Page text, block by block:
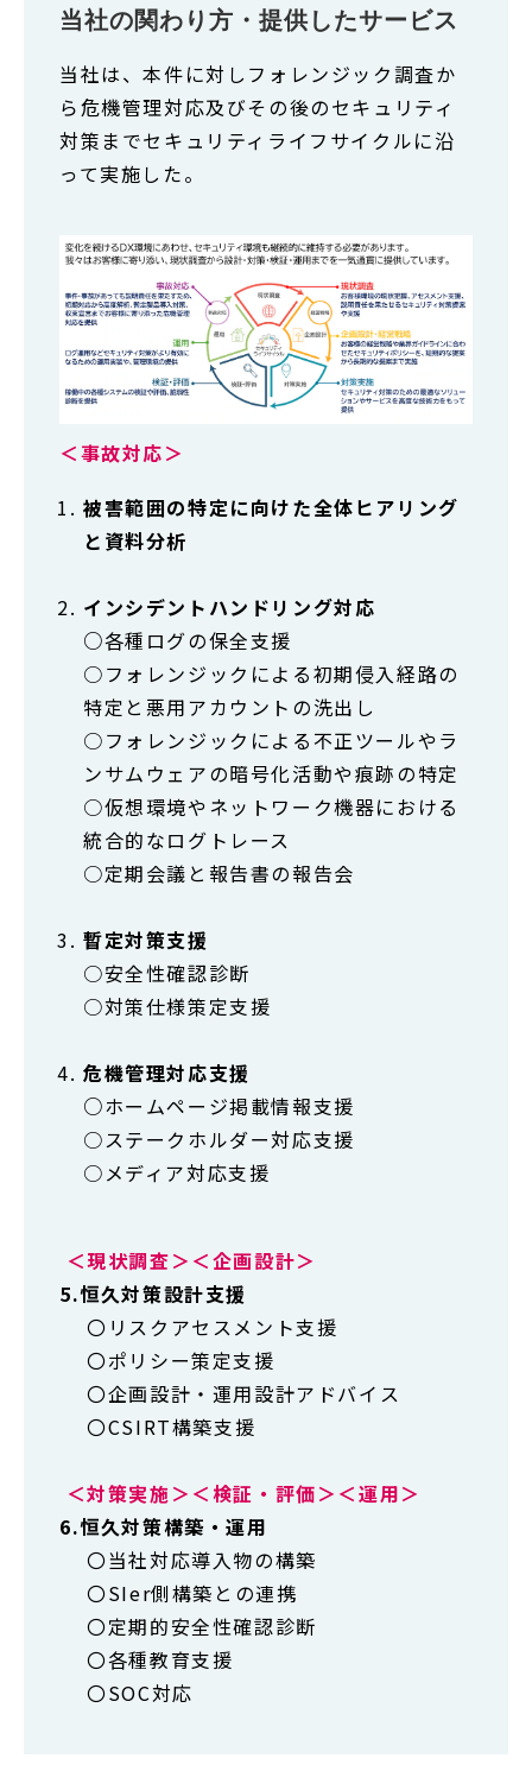
当社の関わり方・提供したサービス
当社は、本件に対しフォレンジック調査か
ら危機管理対応及びその後のセキュリティ
対策までセキュリティライフサイクルに沿
って実施した。
＜事故対応＞
被害範囲の特定に向けた全体ヒアリング
と資料分析
インシデントハンドリング対応
○各種ログの保全支援
○フォレンジックによる初期侵入経路の
特定と悪用アカウントの洗出し
○フォレンジックによる不正ツールやラ
ンサムウェアの暗号化活動や痕跡の特定
○仮想環境やネットワーク機器における
統合的なログトレース
○定期会議と報告書の報告会
暫定対策支援
○安全性確認診断
○対策仕様策定支援
危機管理対応支援
○ホームページ掲載情報支援
○ステークホルダー対応支援
○メディア対応支援
＜現状調査＞＜企画設計＞
5.恒久対策設計支援
〇リスクアセスメント支援
〇ポリシー策定支援
〇企画設計・運用設計アドバイス
〇CSIRT構築支援
＜対策実施＞＜検証・評価＞＜運用＞
6.恒久対策構築・運用
〇当社対応導入物の構築
〇SIer側構築との連携
〇定期的安全性確認診断
〇各種教育支援
〇SOC対応